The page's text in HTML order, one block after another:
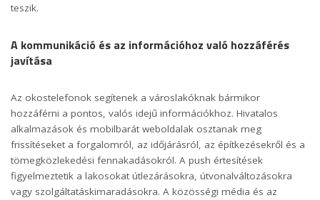
teszik.
A kommunikáció és az információhoz való hozzáférés
javítása
Az okostelefonok segítenek a városlakóknak bármikor
hozzáférni a pontos, valós idejű információkhoz. Hivatalos
alkalmazások és mobilbarát weboldalak osztanak meg
frissítéseket a forgalomról, az időjárásról, az építkezésekről és a
tömegközlekedési fennakadások­ról. A push értesítések
figyelmeztetik a lakosokat útlezárásokra, útvonalváltozásokra
vagy szolgáltatáskimaradásokra. A közösségi média és az